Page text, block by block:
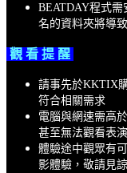
BEATDAY程式
名的資料夾將導
觀 看 提 醒
請事先於KKTIX
符合相關需求
電腦與網速需高
甚至無法觀看表演
體驗途中觀眾有
影體驗，敬請見諒